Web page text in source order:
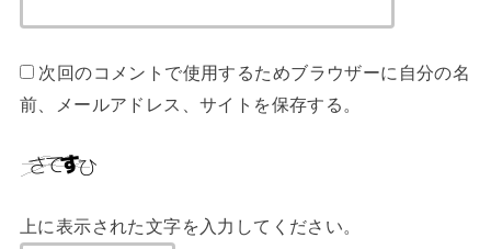
次回のコメントで使用するためブラウザーに自分の名
前、メールアドレス、サイトを保存する。
上に表示された文字を入力してください。